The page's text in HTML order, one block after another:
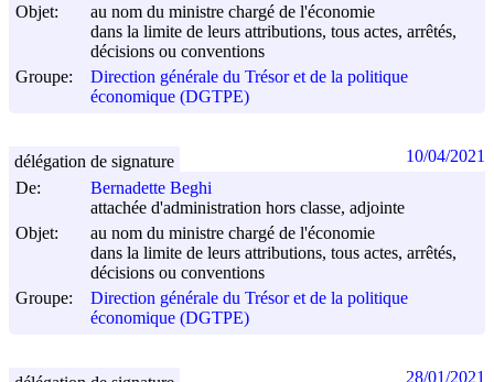
Objet:
au nom du ministre chargé de l'économie
dans la limite de leurs attributions, tous actes, arrêtés,
décisions ou conventions
Groupe:
Direction générale du Trésor et de la politique
économique (DGTPE)
De:
Bernadette Beghi
attachée d'administration hors classe, adjointe
Objet:
au nom du ministre chargé de l'économie
dans la limite de leurs attributions, tous actes, arrêtés,
décisions ou conventions
Groupe:
Direction générale du Trésor et de la politique
économique (DGTPE)
délégation de signature 10/04/2021
28/01/2021